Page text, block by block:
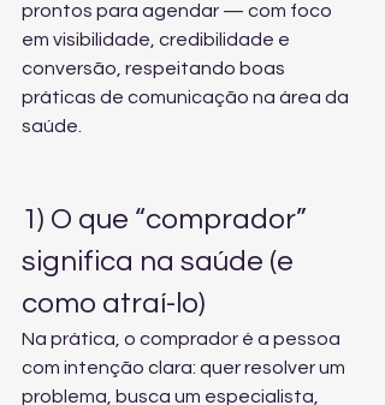
prontos para agendar — com foco
em visibilidade, credibilidade e
conversão, respeitando boas
práticas de comunicação na área da
saúde.
1) O que “comprador”
significa na saúde (e
como atraí-lo)
Na prática, o comprador é a pessoa
com intenção clara: quer resolver um
problema, busca um especialista,